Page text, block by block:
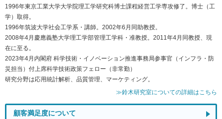
1996年東京工業大学大学院理工学研究科博士課程経営工学専攻修了。博士（工
学）取得。
1996年筑波大学社会工学系・講師。2002年6月同助教授。
2008年4月慶應義塾大学理工学部管理工学科・准教授。2011年4月同教授、現
在に至る。
2023年4月内閣府 科学技術・イノベーション推進事務局参事官（インフラ・防
災担当）付上席科学技術政策フェロー（非常勤）
研究分野は応用統計解析、品質管理、マーケティング。
≫鈴木研究室についての詳細はこちら
顧客満足度について